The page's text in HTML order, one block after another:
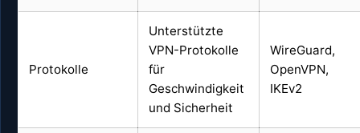
Protokolle
Unterstützte
VPN-Protokolle
für
Geschwindigkeit
und Sicherheit
WireGuard,
OpenVPN,
IKEv2